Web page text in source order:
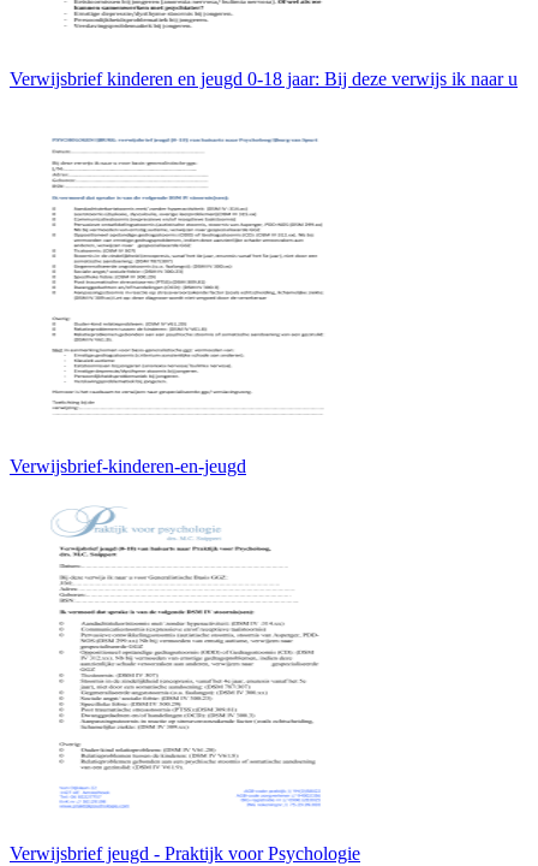
Verwijsbrief kinderen en jeugd 0-18 jaar: Bij deze verwijs ik naar u
Verwijsbrief-kinderen-en-jeugd
Verwijsbrief jeugd - Praktijk voor Psychologie